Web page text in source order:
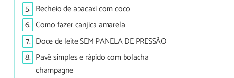
5. Recheio de abacaxi com coco
6. Como fazer canjica amarela
7. Doce de leite SEM PANELA DE PRESSÃO
8. Pavê simples e rápido com bolacha
champagne